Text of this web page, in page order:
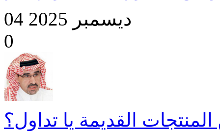
04 ديسمبر 2025
0
القديمة يا تداول؟